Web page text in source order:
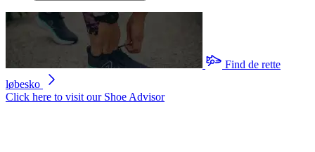
Find de rette
løbesko
Click here to visit our Shoe Advisor